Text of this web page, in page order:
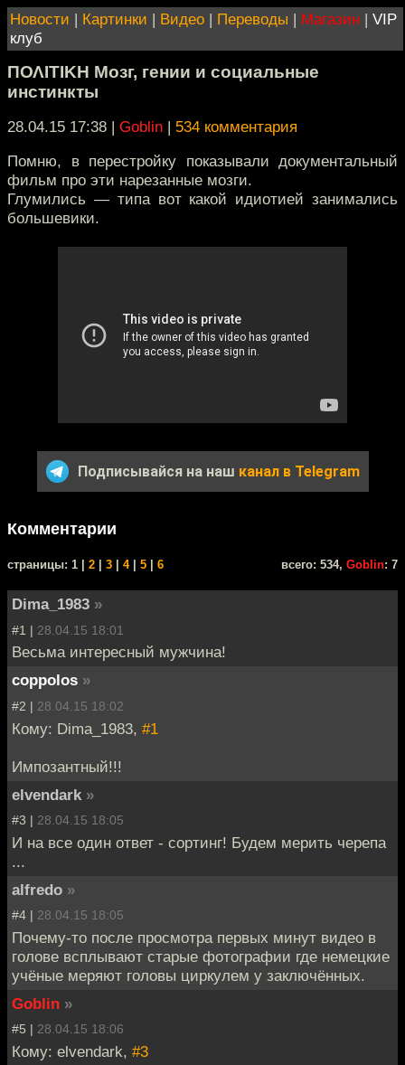
Новости | Картинки | Видео | Переводы | Магазин | VIP
клуб
ΠΟΛΙΤΙΚΗ Мозг, гении и социальные
инстинкты
28.04.15 17:38 | Goblin | 534 комментария
Помню, в перестройку показывали документальный
фильм про эти нарезанные мозги.
Глумились — типа вот какой идиотией занимались
большевики.
Подписывайся на наш канал в Telegram
Комментарии
cтраницы: 1 | 2 3 4| 5 6 всего: 534, Goblin: 7
Dima_1983 »
#1 | 28.04.15 18:01
Весьма интересный мужчина!
coppolos »
#2 | 28.04.15 18:02
Кому: Dima_1983, #1
Импозантный!!!
elvendark »
#3 | 28.04.15 18:05
И на все один ответ - сортинг! Будем мерить черепа
...
alfredo »
#4 | 28.04.15 18:05
Почему-то после просмотра первых минут видео в
голове всплывают старые фотографии где немецкие
учёные меряют головы циркулем у заключённых.
Goblin »
#5 | 28.04.15 18:06
Кому: elvendark, #3